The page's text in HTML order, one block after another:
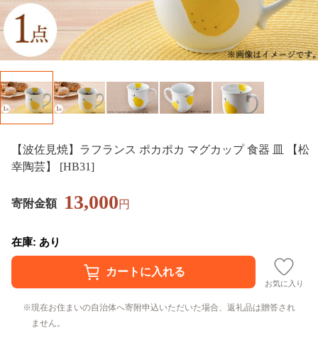
【波佐見焼】ラフランス ポカポカ マグカップ 食器 皿 【松
幸陶芸】 [HB31]
寄附金額 13,000円
在庫: あり
お気に入り
現在お住まいの自治体へ寄附申込いただいた場合、返礼品は贈答され
ません。